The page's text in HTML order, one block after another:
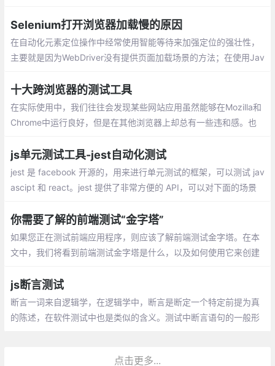
务而言
Selenium打开浏览器加载慢的原因
在自动化元素定位操作中经常使用智能等待来加强定位的强壮性，
主要就是因为WebDriver没有提供页面加载场景的方法；在使用Jav
加载，结果发现我真是井底之蛙。
十大跨浏览器的测试工具
在实际使用中，我们往往会发现某些网站应用虽然能够在Mozilla和
Chrome中运行良好，但是在其他浏览器上却总有一些违和感。也
客或潜在用户
js单元测试工具-jest自动化测试
jest 是 facebook 开源的，用来进行单元测试的框架，可以测试 jav
ascipt 和 react。jest 提供了非常方便的 API，可以对下面的场景
你需要了解的前端测试“金字塔”
如果您正在测试前端应用程序，则应该了解前端测试金字塔。在本
文中，我们将看到前端测试金字塔是什么，以及如何使用它来创建
js断言测试
断言一词来自逻辑学，在逻辑学中，断言是断定一个特定前提为真
的陈述，在软件测试中也是类似的含义。测试中断言语句的一般形
点击更多...